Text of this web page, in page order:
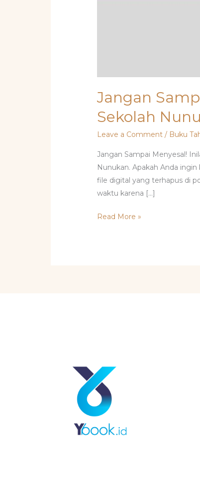
Jangan
Sekolah
Leave a Comment / Buku
Jangan Sampai Menyesal!
Nunukan. Apakah Anda
file digital yang terhapus di
waktu karena […]
Read More »